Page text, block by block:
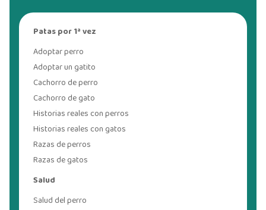
Patas por 1ª vez
Adoptar perro
Adoptar un gatito
Cachorro de perro
Cachorro de gato
Historias reales con perros
Historias reales con gatos
Razas de perros
Razas de gatos
Salud
Salud del perro